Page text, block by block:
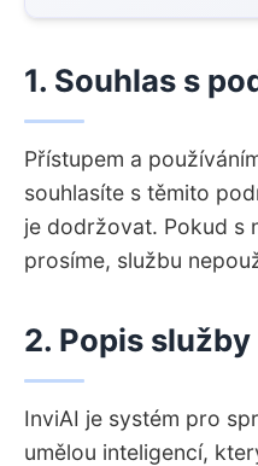
4. Platební podmínky a
4.1.
4.2. Platební metody
4.3. Fakturace a účty
4.4. Vrácení peněz a
5. Systém
5.2. Používání diamantů
5.3.
6. Zásady přijatelných
6.1.
Zakázané použití
1. Souhlas s
Přístupem a
souhlasíte s těmito
je dodržovat. Pokud s
prosíme, službu
2. Popis služby
InviAI je systém pro
umělou inteligencí,